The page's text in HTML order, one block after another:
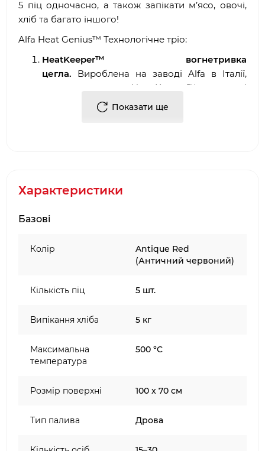
5 піц одночасно, а також запікати м’ясо, овочі,
хліб та багато іншого!
Alfa Heat Genius™ Технологічне тріо:
HeatKeeper™ вогнетривка
цегла. Вироблена на заводі Alfa в Італії,
вогнетривка цегла Heat Keeper™ поглинає і
зберігає тепло набагато краще, ніж
лавовий камінь або кераміка,
диму та кращу продуктивність.
System™.
рівномірне приготування з мінімальними
витратами пального.
4 ніжки
1 запасна вогнетривка цегла
Інструкція, технічний паспорт, реєстрація
Батарея
Показати ще
Характеристики
Базові
Колір
Antique Red
(Античний червоний)
Кількість піц 5 шт.
Випікання хліба 5 кг
Максимальна
температура
500 °C
Розмір поверхні 100 x 70 см
Тип палива Дрова